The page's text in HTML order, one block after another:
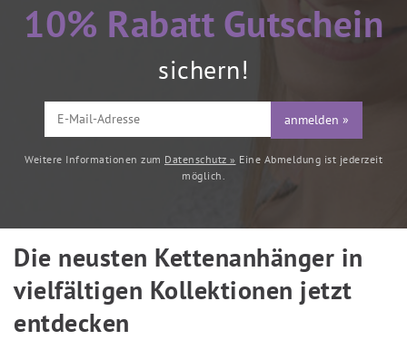
10% Rabatt Gutschein
sichern!
anmelden »
Weitere Informationen zum Datenschutz » Eine Abmeldung ist jederzeit
möglich.
Die neusten Kettenanhänger in
vielfältigen Kollektionen jetzt
entdecken